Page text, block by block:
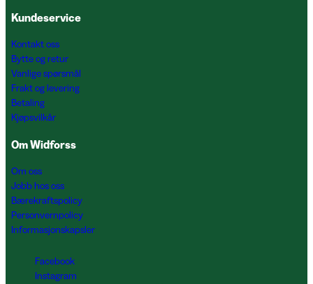
Kundeservice
Kontakt oss
Bytte og retur
Vanlige spørsmål
Frakt og levering
Betaling
Kjøpsvilkår
Om Widforss
Om oss
Jobb hos oss
Bærekraftspolicy
Personvernpolicy
Informasjonskapsler
Facebook
Instagram